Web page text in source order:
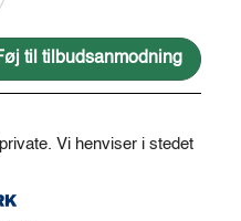
til tilbudsanmodning
Vi henviser i stedet